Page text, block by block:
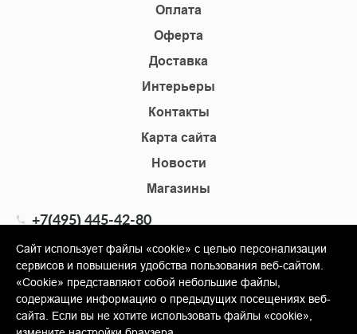
Оплата
Оферта
Доставка
Интерьеры
Контакты
Карта сайта
Новости
Магазины
+7(495) 445-42-80
info@shopkm.ru
© Copyright 2013-2026 KERAMA MARAZZI, ООО «Гамма
Керамика»
Сайт использует файлы «cookie» с целью персонализации
сервисов и повышения удобства пользования веб-сайтом.
«Cookie» представляют собой небольшие файлы,
содержащие информацию о предыдущих посещениях веб-
сайта. Если вы не хотите использовать файлы «cookie»,